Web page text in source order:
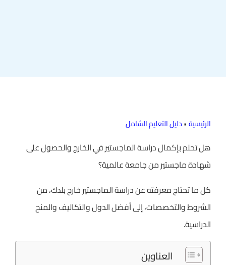
الرئيسية•دليل التعليم الشامل
هل تحلم بإكمال دراسة الماجستير في الخارج والحصول على
شهادة ماجستير من جامعة عالمية؟
كل ما تحتاج معرفته عن دراسة الماجستير خارج بلدك، من
الشروط والتخصصات، إلى أفضل الدول والتكاليف والمنح
الدراسية.
العناوين